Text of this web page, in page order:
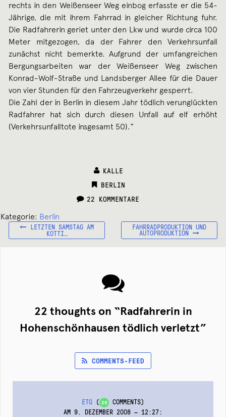
rechts in den Weißenseer Weg einbog erfasste er die 54-
Jährige, die mit ihrem Fahrrad in gleicher Richtung fuhr.
Die Radfahrerin geriet unter den Lkw und wurde circa 100
Meter mitgezogen, da der Fahrer den Verkehrsunfall
zunächst nicht bemerkte. Aufgrund der umfangreichen
Bergungsarbeiten war der Weißenseer Weg zwischen
Konrad-Wolf-Straße und Landsberger Allee für die Dauer
von vier Stunden für den Fahrzeugverkehr gesperrt.
Die Zahl der in Berlin in diesem Jahr tödlich verunglückten
Radfahrer hat sich durch diesen Unfall auf elf erhöht
(Verkehrsunfalltote insgesamt 50).“
KALLE
CATEGORIES:
BERLIN
22 KOMMENTARE
Kategorie: Berlin
Beitragsnavigation
VORHERIGER
BEITRAG:
LETZTEN SAMSTAG AM
KOTTI…
NÄCHSTER
BEITRAG:
FAHRRADPRODUKTION UND
AUTOPRODUKTION
22 thoughts on “Radfahrerin in
Hohenschönhausen tödlich verletzt”
COMMENTS-FEED
ETG ( 20
COMMENTS)
AM 9. DEZEMBER 2008 — 12:27: